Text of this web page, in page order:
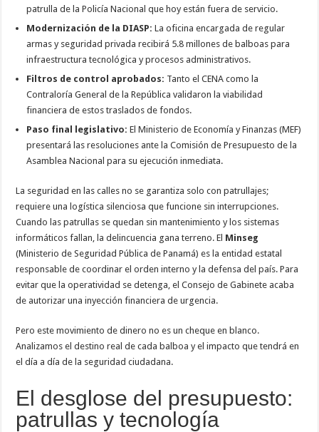
patrulla de la Policía Nacional que hoy están fuera de servicio.
Modernización de la DIASP: La oficina encargada de regular
armas y seguridad privada recibirá 5.8 millones de balboas para
infraestructura tecnológica y procesos administrativos.
Filtros de control aprobados: Tanto el CENA como la
Contraloría General de la República validaron la viabilidad
financiera de estos traslados de fondos.
Paso final legislativo: El Ministerio de Economía y Finanzas (MEF)
presentará las resoluciones ante la Comisión de Presupuesto de la
Asamblea Nacional para su ejecución inmediata.
La seguridad en las calles no se garantiza solo con patrullajes;
requiere una logística silenciosa que funcione sin interrupciones.
Cuando las patrullas se quedan sin mantenimiento y los sistemas
informáticos fallan, la delincuencia gana terreno. El Minseg
(Ministerio de Seguridad Pública de Panamá) es la entidad estatal
responsable de coordinar el orden interno y la defensa del país. Para
evitar que la operatividad se detenga, el Consejo de Gabinete acaba
de autorizar una inyección financiera de urgencia.
Pero este movimiento de dinero no es un cheque en blanco.
Analizamos el destino real de cada balboa y el impacto que tendrá en
el día a día de la seguridad ciudadana.
El desglose del presupuesto:
patrullas y tecnología